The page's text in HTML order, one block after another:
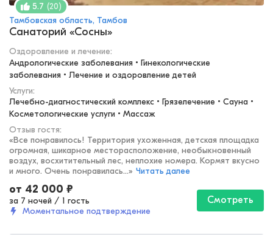
5.7 (20)
Тамбовская область, Тамбов
Санаторий «Сосны»
Оздоровление и лечение:
Андрологические заболевания • Гинекологические
заболевания • Лечение и оздоровление детей
Услуги:
Лечебно-диагностический комплекс • Грязелечение • Сауна •
Косметологические услуги • Массаж
Отзыв гостя:
«Все понравилось! Территория ухоженная, детская площадка
огромная, шикарное месторасположение, необыкновенный
воздух, восхитительный лес, неплохие номера. Кормят вкусно
и много. Очень понравилась...» Читать далее
от 42 000 ₽
за 7 ночей / 1 гость
Моментальное подтверждение
Смотреть